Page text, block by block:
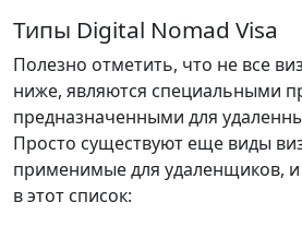
Типы Digital Nomad Visa
Полезно отметить, что не все
ниже, являются специальными
предназначенными для
Просто существуют еще виды
применимые для удаленщиков, и
в этот список: